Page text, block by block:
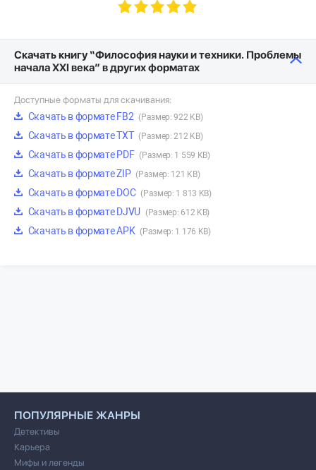
Скачать книгу “Философия науки и техники. Проблемы
начала XXI века” в других форматах
Доступные форматы для скачивания:
Скачать в формате FB2 (Размер: 922 KB)
Скачать в формате TXT (Размер: 212 KB)
Скачать в формате PDF (Размер: 1 559 KB)
Скачать в формате ZIP (Размер: 121 KB)
Скачать в формате DOC (Размер: 1 813 KB)
Скачать в формате DJVU (Размер: 612 KB)
Скачать в формате APK (Размер: 1 176 KB)
ПОПУЛЯРНЫЕ ЖАНРЫ
Детективы
Карьера
Мифы и легенды